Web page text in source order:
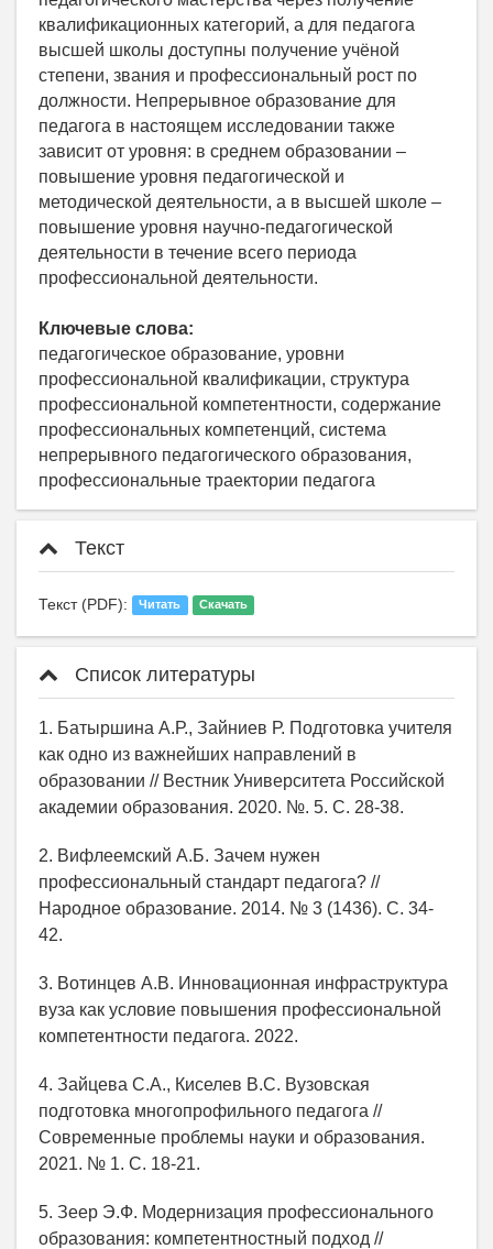
квалификационных категорий, а для педагога
высшей школы доступны получение учёной
степени, звания и профессиональный рост по
должности. Непрерывное образование для
педагога в настоящем исследовании также
зависит от уровня: в среднем образовании –
повышение уровня педагогической и
методической деятельности, а в высшей школе –
повышение уровня научно-педагогической
деятельности в течение всего периода
профессиональной деятельности.
Ключевые слова:
педагогическое образование, уровни
профессиональной квалификации, структура
профессиональной компетентности, содержание
профессиональных компетенций, система
непрерывного педагогического образования,
профессиональные траектории педагога
Текст
Текст (PDF): Читать Скачать
Список литературы
1. Батыршина А.Р., Зайниев Р. Подготовка учителя
как одно из важнейших направлений в
образовании // Вестник Университета Российской
академии образования. 2020. №. 5. С. 28-38.
2. Вифлеемский А.Б. Зачем нужен
профессиональный стандарт педагога? //
Народное образование. 2014. № 3 (1436). С. 34-
42.
3. Вотинцев А.В. Инновационная инфраструктура
вуза как условие повышения профессиональной
компетентности педагога. 2022.
4. Зайцева С.А., Киселев В.С. Вузовская
подготовка многопрофильного педагога //
Современные проблемы науки и образования.
2021. № 1. С. 18-21.
5. Зеер Э.Ф. Модернизация профессионального
образования: компетентностный подход //